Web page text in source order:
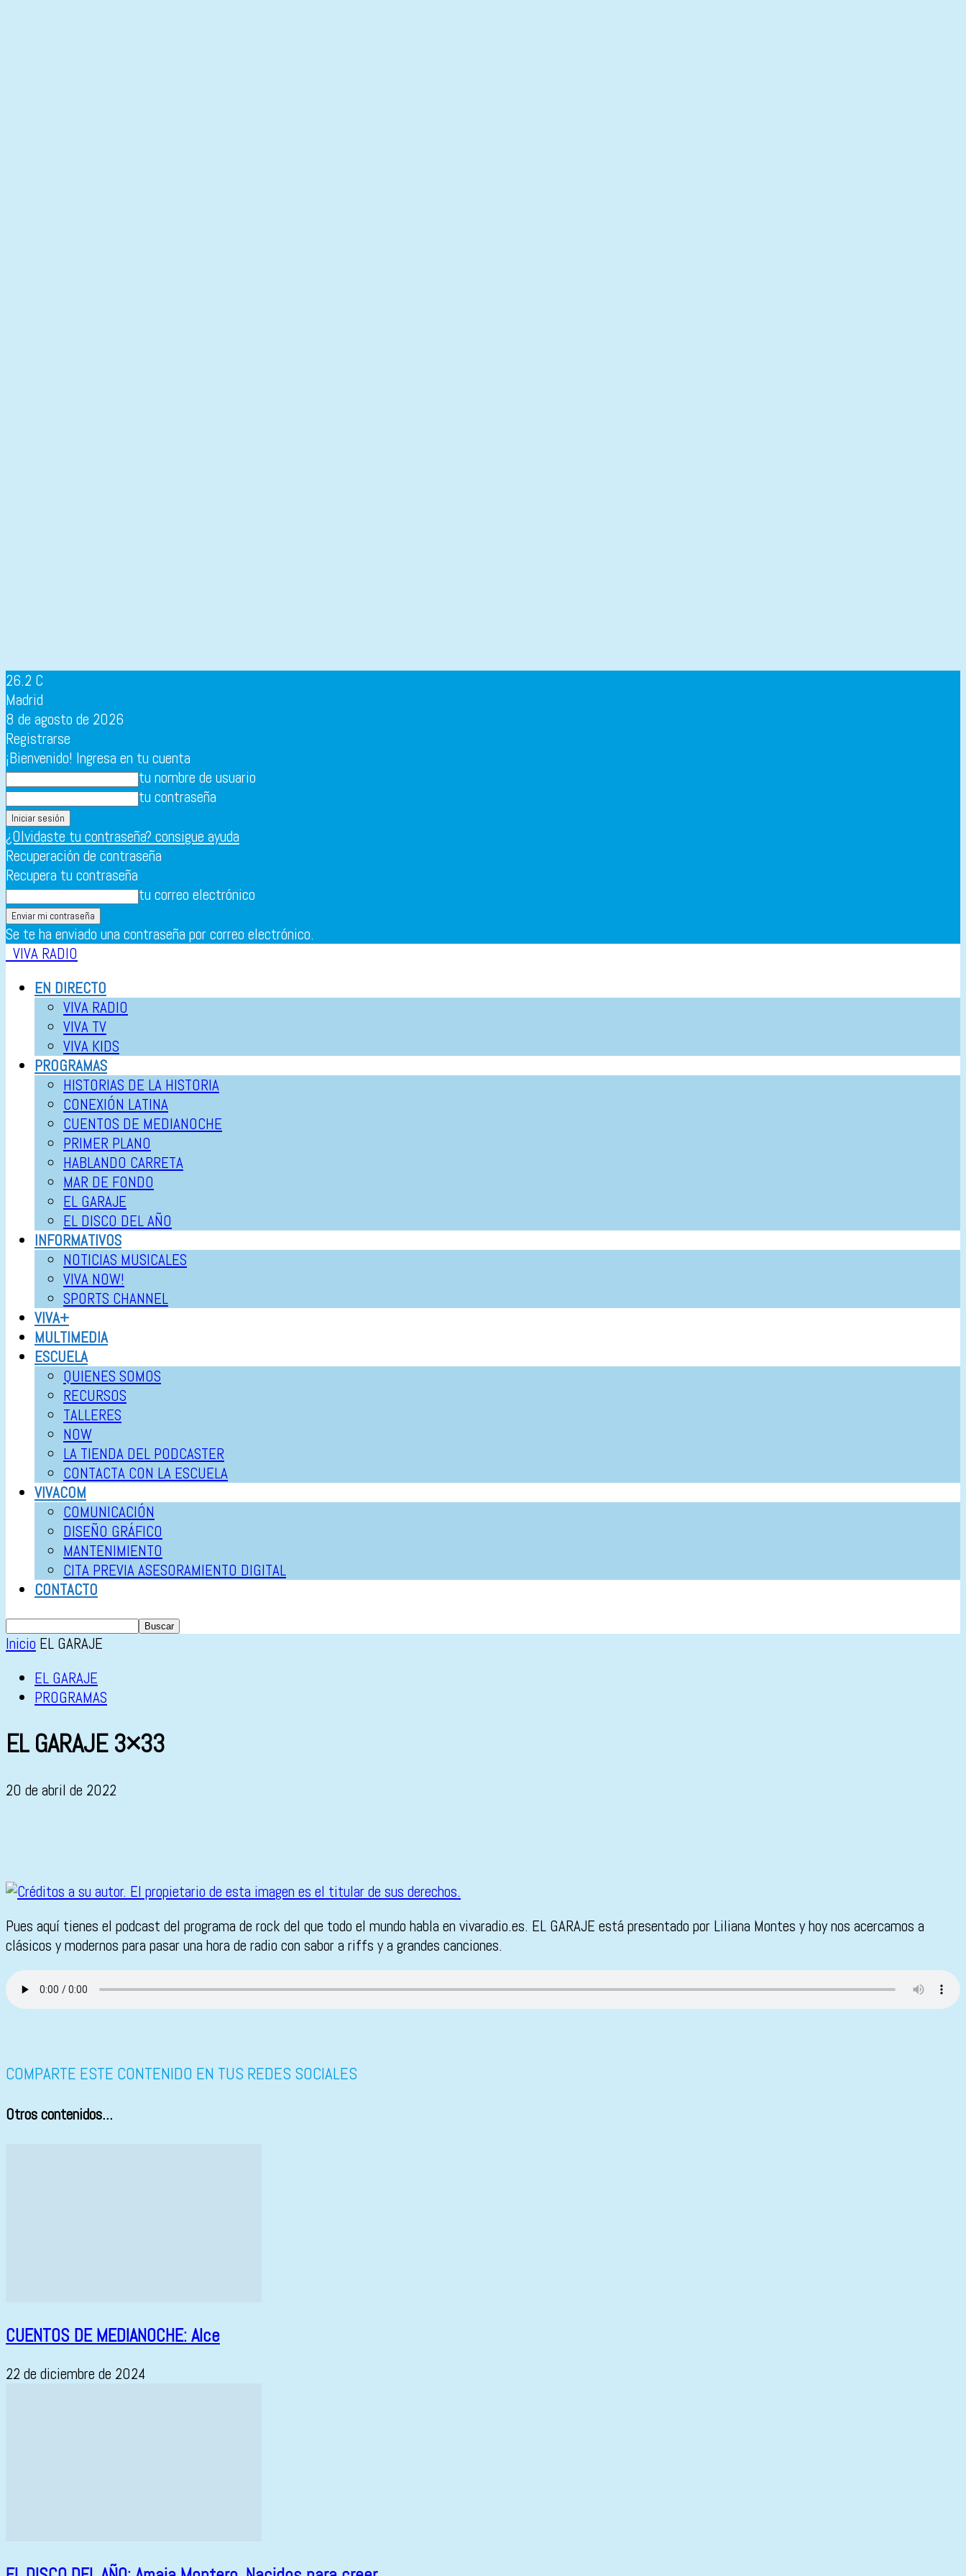
26.2 C
Madrid
8 de agosto de 2026
Registrarse
¡Bienvenido! Ingresa en tu cuenta
tu nombre de usuario
tu contraseña
¿Olvidaste tu contraseña? consigue ayuda
Recuperación de contraseña
Recupera tu contraseña
tu correo electrónico
Se te ha enviado una contraseña por correo electrónico.
VIVA RADIO
EN DIRECTO
VIVA RADIO
VIVA TV
VIVA KIDS
PROGRAMAS
HISTORIAS DE LA HISTORIA
CONEXIÓN LATINA
CUENTOS DE MEDIANOCHE
PRIMER PLANO
HABLANDO CARRETA
MAR DE FONDO
EL GARAJE
EL DISCO DEL AÑO
INFORMATIVOS
NOTICIAS MUSICALES
VIVA NOW!
SPORTS CHANNEL
VIVA+
MULTIMEDIA
ESCUELA
QUIENES SOMOS
RECURSOS
TALLERES
NOW
LA TIENDA DEL PODCASTER
CONTACTA CON LA ESCUELA
VIVACOM
COMUNICACIÓN
DISEÑO GRÁFICO
MANTENIMIENTO
CITA PREVIA ASESORAMIENTO DIGITAL
CONTACTO
Inicio EL GARAJE
EL GARAJE
PROGRAMAS
EL GARAJE 3×33
20 de abril de 2022
Pues aquí tienes el podcast del programa de rock del que todo el mundo habla en vivaradio.es. EL GARAJE está presentado por Liliana Montes y hoy nos acercamos a
clásicos y modernos para pasar una hora de radio con sabor a riffs y a grandes canciones.
COMPARTE ESTE CONTENIDO EN TUS REDES SOCIALES
Otros contenidos...
CUENTOS DE MEDIANOCHE: Alce
22 de diciembre de 2024